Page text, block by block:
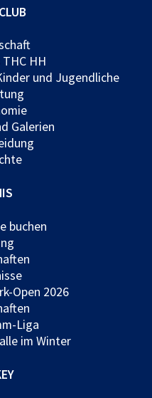
HH
und Jugendliche
Galerien
buchen
Open 2026
Liga
im Winter